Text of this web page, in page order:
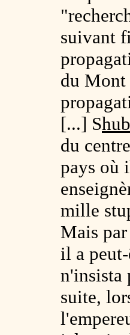
suivant
du Mont
[...] S
du
pays où
mille
Mais
il a
n'insista
suite,